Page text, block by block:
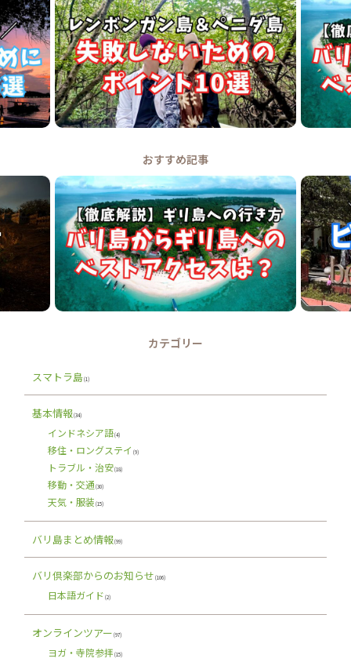
おすすめ記事
カテゴリー
スマトラ島(1)
基本情報(34)
インドネシア語(4)
移住・ロングステイ (9)
トラブル・治安(18)
移動・交通 (30)
天気・服装 (15)
バリ島まとめ情報(99)
バリ倶楽部からのお知らせ (106)
日本語ガイド (2)
オンラインツアー (97)
ヨガ・寺院参拝 (15)